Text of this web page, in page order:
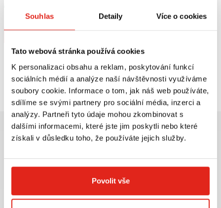
Souhlas Detaily Více o cookies
Tato webová stránka používá cookies
K personalizaci obsahu a reklam, poskytování funkcí
sociálních médií a analýze naší návštěvnosti využíváme
soubory cookie. Informace o tom, jak náš web používáte,
sdílíme se svými partnery pro sociální média, inzerci a
analýzy. Partneři tyto údaje mohou zkombinovat s
dalšími informacemi, které jste jim poskytli nebo které
získali v důsledku toho, že používáte jejich služby.
Povolit vše
V 5 prodejnách
Na objednávku
Prohlédli jste si2z 2produktů
Největší výběr moto
Doprava ZDARMA pro